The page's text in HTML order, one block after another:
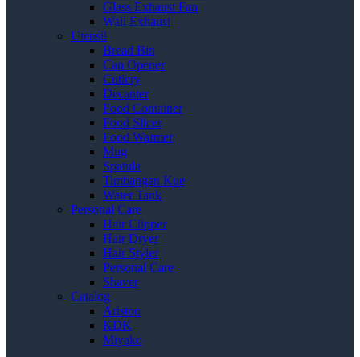
Glass Exhaust Fan
Wall Exhaust
Utensil
Bread Bin
Can Opener
Cutlery
Decanter
Food Container
Food Slicer
Food Warmer
Mug
Spatula
Timbangan Kue
Water Tank
Personal Care
Hair Clipper
Hair Dryer
Hair Styler
Personal Care
Shaver
Catalog
Ariston
KDK
Miyako